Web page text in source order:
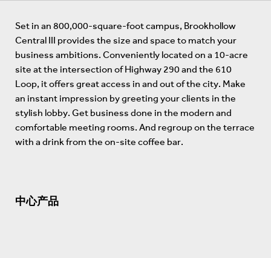
Set in an 800,000-square-foot campus, Brookhollow
Central III provides the size and space to match your
business ambitions. Conveniently located on a 10-acre
site at the intersection of Highway 290 and the 610
Loop, it offers great access in and out of the city. Make
an instant impression by greeting your clients in the
stylish lobby. Get business done in the modern and
comfortable meeting rooms. And regroup on the terrace
with a drink from the on-site coffee bar.
中心产品